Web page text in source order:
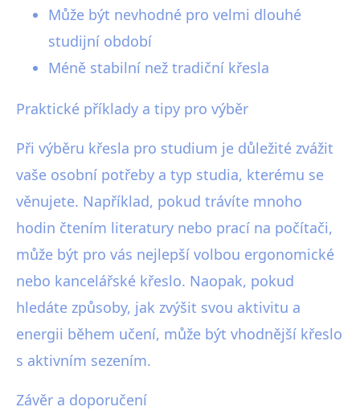
Může být nevhodné pro velmi dlouhé
studijní období
Méně stabilní než tradiční křesla
Praktické příklady a tipy pro výběr
Při výběru křesla pro studium je důležité zvážit
vaše osobní potřeby a typ studia, kterému se
věnujete. Například, pokud trávíte mnoho
hodin čtením literatury nebo prací na počítači,
může být pro vás nejlepší volbou ergonomické
nebo kancelářské křeslo. Naopak, pokud
hledáte způsoby, jak zvýšit svou aktivitu a
energii během učení, může být vhodnější křeslo
s aktivním sezením.
Závěr a doporučení